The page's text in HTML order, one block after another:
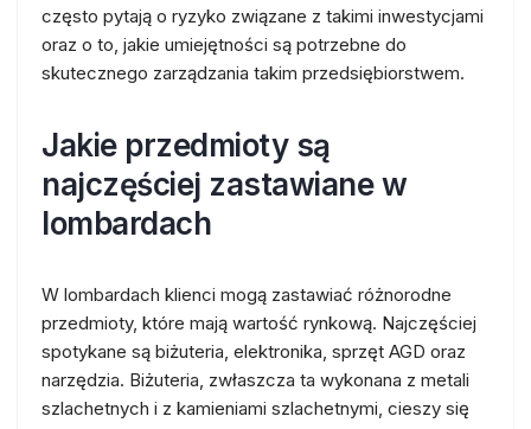
często pytają o ryzyko związane z takimi inwestycjami
oraz o to, jakie umiejętności są potrzebne do
skutecznego zarządzania takim przedsiębiorstwem.
Jakie przedmioty są
najczęściej zastawiane w
lombardach
W lombardach klienci mogą zastawiać różnorodne
przedmioty, które mają wartość rynkową. Najczęściej
spotykane są biżuteria, elektronika, sprzęt AGD oraz
narzędzia. Biżuteria, zwłaszcza ta wykonana z metali
szlachetnych i z kamieniami szlachetnymi, cieszy się